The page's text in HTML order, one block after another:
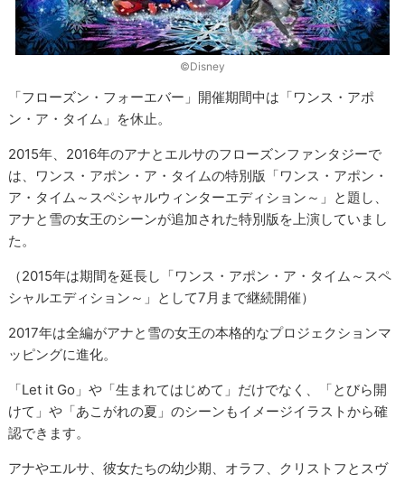
©Disney
「フローズン・フォーエバー」開催期間中は「ワンス・アポ
ン・ア・タイム」を休止。
2015年、2016年のアナとエルサのフローズンファンタジーで
は、ワンス・アポン・ア・タイムの特別版「ワンス・アポン・
ア・タイム～スペシャルウィンターエディション～」と題し、
アナと雪の女王のシーンが追加された特別版を上演していまし
た。
（2015年は期間を延長し「ワンス・アポン・ア・タイム～スペ
シャルエディション～」として7月まで継続開催）
2017年は全編がアナと雪の女王の本格的なプロジェクションマ
ッピングに進化。
「Let it Go」や「生まれてはじめて」だけでなく、「とびら開
けて」や「あこがれの夏」のシーンもイメージイラストから確
認できます。
アナやエルサ、彼女たちの幼少期、オラフ、クリストフとスヴ